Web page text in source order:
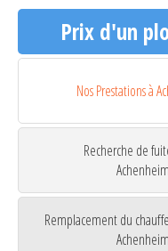
Prix d'un
Nos Prestations à
Recherche de
Achenheim
Remplacement du
Achenheim